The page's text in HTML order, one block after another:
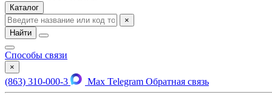
Каталог
×
Найти
Способы связи
×
(863) 310-000-3 Max Telegram Обратная связь